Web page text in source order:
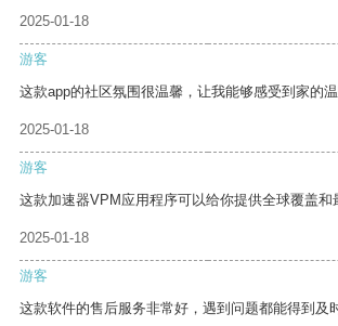
2025-01-18
游客
这款app的社区氛围很温馨，让我能够感受到家的温
2025-01-18
游客
这款加速器VPM应用程序可以给你提供全球覆盖和
2025-01-18
游客
这款软件的售后服务非常好，遇到问题都能得到及